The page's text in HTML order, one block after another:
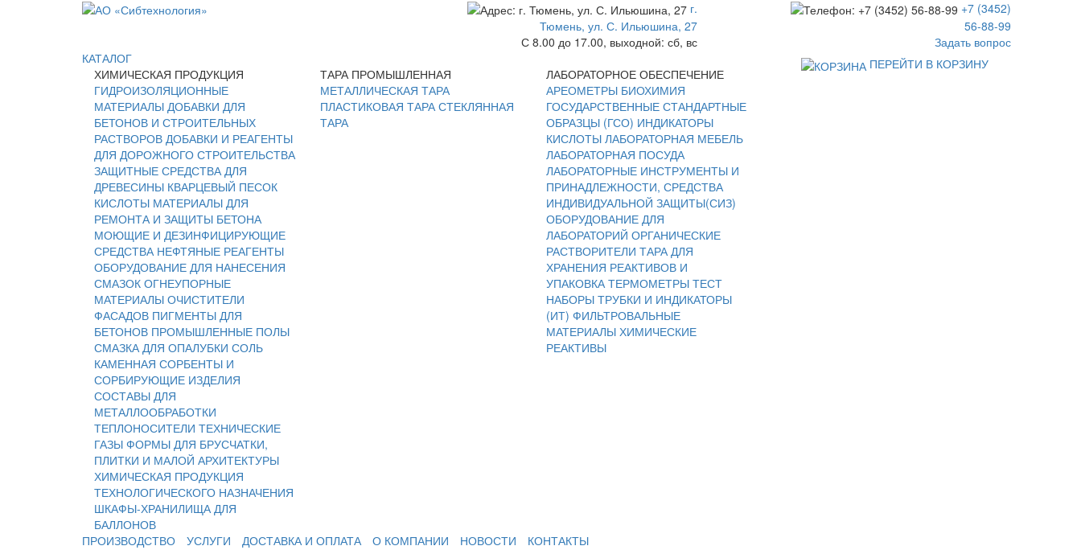
г.
Тюмень, ул. С. Ильюшина, 27
С 8.00 до 17.00, выходной: сб, вс
+7 (3452)
56-88-99
Задать вопрос
КАТАЛОГ
ХИМИЧЕСКАЯ ПРОДУКЦИЯ
ГИДРОИЗОЛЯЦИОННЫЕ
МАТЕРИАЛЫ ДОБАВКИ ДЛЯ
БЕТОНОВ И СТРОИТЕЛЬНЫХ
РАСТВОРОВ ДОБАВКИ И РЕАГЕНТЫ
ДЛЯ ДОРОЖНОГО СТРОИТЕЛЬСТВА
ЗАЩИТНЫЕ СРЕДСТВА ДЛЯ
ДРЕВЕСИНЫ КВАРЦЕВЫЙ ПЕСОК
КИСЛОТЫ МАТЕРИАЛЫ ДЛЯ
РЕМОНТА И ЗАЩИТЫ БЕТОНА
МОЮЩИЕ И ДЕЗИНФИЦИРУЮЩИЕ
СРЕДСТВА НЕФТЯНЫЕ РЕАГЕНТЫ
ОБОРУДОВАНИЕ ДЛЯ НАНЕСЕНИЯ
СМАЗОК ОГНЕУПОРНЫЕ
МАТЕРИАЛЫ ОЧИСТИТЕЛИ
ФАСАДОВ ПИГМЕНТЫ ДЛЯ
БЕТОНОВ ПРОМЫШЛЕННЫЕ ПОЛЫ
СМАЗКА ДЛЯ ОПАЛУБКИ СОЛЬ
КАМЕННАЯ СОРБЕНТЫ И
СОРБИРУЮЩИЕ ИЗДЕЛИЯ
СОСТАВЫ ДЛЯ
МЕТАЛЛООБРАБОТКИ
ТЕПЛОНОСИТЕЛИ ТЕХНИЧЕСКИЕ
ГАЗЫ ФОРМЫ ДЛЯ БРУСЧАТКИ,
ПЛИТКИ И МАЛОЙ АРХИТЕКТУРЫ
ХИМИЧЕСКАЯ ПРОДУКЦИЯ
ТЕХНОЛОГИЧЕСКОГО НАЗНАЧЕНИЯ
ШКАФЫ-ХРАНИЛИЩА ДЛЯ
БАЛЛОНОВ
ТАРА ПРОМЫШЛЕННАЯ
МЕТАЛЛИЧЕСКАЯ ТАРА
ПЛАСТИКОВАЯ ТАРА СТЕКЛЯННАЯ
ТАРА
ЛАБОРАТОРНОЕ ОБЕСПЕЧЕНИЕ
АРЕОМЕТРЫ БИОХИМИЯ
ГОСУДАРСТВЕННЫЕ СТАНДАРТНЫЕ
ОБРАЗЦЫ (ГСО) ИНДИКАТОРЫ
КИСЛОТЫ ЛАБОРАТОРНАЯ МЕБЕЛЬ
ЛАБОРАТОРНАЯ ПОСУДА
ЛАБОРАТОРНЫЕ ИНСТРУМЕНТЫ И
ПРИНАДЛЕЖНОСТИ, СРЕДСТВА
ИНДИВИДУАЛЬНОЙ ЗАЩИТЫ(СИЗ)
ОБОРУДОВАНИЕ ДЛЯ
ЛАБОРАТОРИЙ ОРГАНИЧЕСКИЕ
РАСТВОРИТЕЛИ ТАРА ДЛЯ
ХРАНЕНИЯ РЕАКТИВОВ И
УПАКОВКА ТЕРМОМЕТРЫ ТЕСТ
НАБОРЫ ТРУБКИ И ИНДИКАТОРЫ
(ИТ) ФИЛЬТРОВАЛЬНЫЕ
МАТЕРИАЛЫ ХИМИЧЕСКИЕ
РЕАКТИВЫ
ПРОИЗВОДСТВО УСЛУГИ ДОСТАВКА И ОПЛАТА О КОМПАНИИ НОВОСТИ КОНТАКТЫ
ПЕРЕЙТИ В КОРЗИНУ